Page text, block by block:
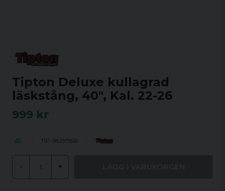
Tipton Deluxe kullagrad
läskstång, 40", Kal. 22-26
999 kr
TIP-182978R
- +